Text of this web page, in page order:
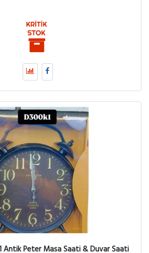
Antik Peter Masa Saati & Duvar Saati